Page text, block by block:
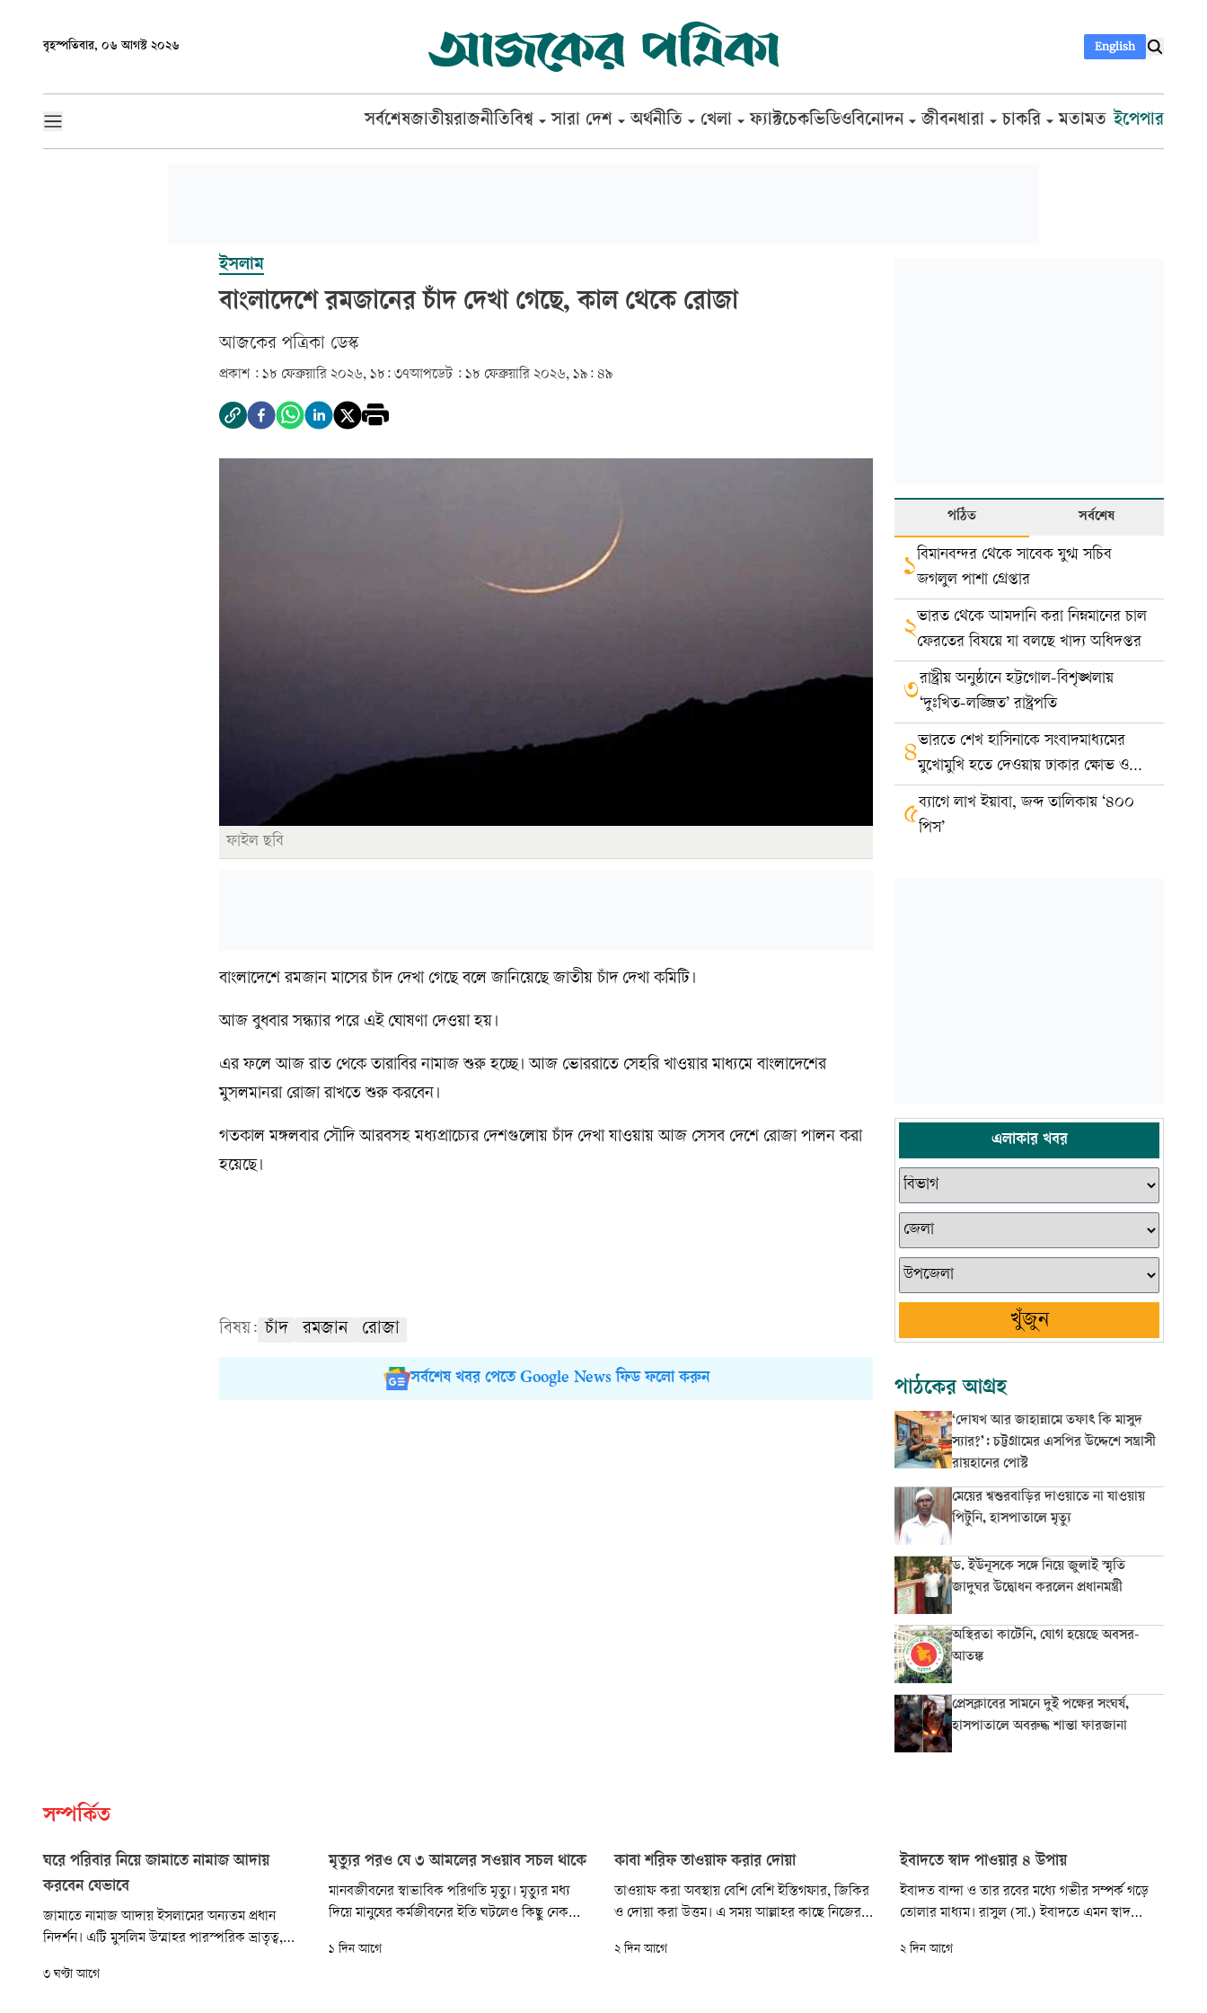
বৃহস্পতিবার, ০৬ আগস্ট ২০২৬ English
সর্বশেষজাতীয়রাজনীতিবিশ্ব সারা দেশ অর্থনীতি খেলা ফ্যাক্টচেকভিডিওবিনোদন জীবনধারা চাকরি মতামত ইপেপার
ইসলাম
বাংলাদেশে রমজানের চাঁদ দেখা গেছে, কাল থেকে রোজা
আজকের পত্রিকা ডেস্ক­
প্রকাশ : ১৮ ফেব্রুয়ারি ২০২৬, ১৮: ৩৭আপডেট : ১৮ ফেব্রুয়ারি ২০২৬, ১৯: ৪৯
ফাইল ছবি
বাংলাদেশে রমজান মাসের চাঁদ দেখা গেছে বলে জানিয়েছে জাতীয় চাঁদ দেখা কমিটি।
আজ বুধবার সন্ধ্যার পরে এই ঘোষণা দেওয়া হয়।
এর ফলে আজ রাত থেকে তারাবির নামাজ শুরু হচ্ছে। আজ ভোররাতে সেহরি খাওয়ার মাধ্যমে বাংলাদেশের
মুসলমানরা রোজা রাখতে শুরু করবেন।
গতকাল মঙ্গলবার সৌদি আরবসহ মধ্যপ্রাচ্যের দেশগুলোয় চাঁদ দেখা যাওয়ায় আজ সেসব দেশে রোজা পালন করা
হয়েছে।
বিষয়: চাঁদ রমজান রোজা
সর্বশেষ খবর পেতে Google News ফিড ফলো করুন
পঠিত সর্বশেষ
১বিমানবন্দর থেকে সাবেক যুগ্ম সচিব
জগলুল পাশা গ্রেপ্তার
২ভারত থেকে আমদানি করা নিম্নমানের চাল
ফেরতের বিষয়ে যা বলছে খাদ্য অধিদপ্তর
৩রাষ্ট্রীয় অনুষ্ঠানে হট্টগোল-বিশৃঙ্খলায়
‘দুঃখিত-লজ্জিত’ রাষ্ট্রপতি
৪ভারতে শেখ হাসিনাকে সংবাদমাধ্যমের
মুখোমুখি হতে দেওয়ায় ঢাকার ক্ষোভ ও
প্রতিবাদ
৫ব্যাগে লাখ ইয়াবা, জব্দ তালিকায় ‘৪০০
পিস’
এলাকার খবর
খুঁজুন
পাঠকের আগ্রহ
‘দোযখ আর জাহান্নামে তফাৎ কি মাসুদ
স্যার?’: চট্টগ্রামের এসপির উদ্দেশে সন্ত্রাসী
রায়হানের পোস্ট
মেয়ের শ্বশুরবাড়ির দাওয়াতে না যাওয়ায়
পিটুনি, হাসপাতালে মৃত্যু
ড. ইউনূসকে সঙ্গে নিয়ে জুলাই স্মৃতি
জাদুঘর উদ্বোধন করলেন প্রধানমন্ত্রী
অস্থিরতা কাটেনি, যোগ হয়েছে অবসর-
আতঙ্ক
প্রেসক্লাবের সামনে দুই পক্ষের সংঘর্ষ,
হাসপাতালে অবরুদ্ধ শান্তা ফারজানা
সম্পর্কিত
ঘরে পরিবার নিয়ে জামাতে নামাজ আদায়
করবেন যেভাবে
জামাতে নামাজ আদায় ইসলামের অন্যতম প্রধান
নিদর্শন। এটি মুসলিম উম্মাহর পারস্পরিক ভ্রাতৃত্ব,
জামাতে উপস্থিত হওয়ার প্রতি বিশেষ গুরুত্ব দিয়েছেন।
৩ ঘণ্টা আগে
মৃত্যুর পরও যে ৩ আমলের সওয়াব সচল থাকে
মানবজীবনের স্বাভাবিক পরিণতি মৃত্যু। মৃত্যুর মধ্য
দিয়ে মানুষের কর্মজীবনের ইতি ঘটলেও কিছু নেক
পৌঁছাতে থাকে। দুনিয়ায় রেখে যাওয়া এমন কিছু
১ দিন আগে
কাবা শরিফ তাওয়াফ করার দোয়া
তাওয়াফ করা অবস্থায় বেশি বেশি ইস্তিগফার, জিকির
ও দোয়া করা উত্তম। এ সময় আল্লাহর কাছে নিজের
করা যায়। প্রয়োজনে কোরআন তিলাওয়াতও করা
২ দিন আগে
ইবাদতে স্বাদ পাওয়ার ৪ উপায়
ইবাদত বান্দা ও তার রবের মধ্যে গভীর সম্পর্ক গড়ে
তোলার মাধ্যম। রাসুল (সা.) ইবাদতে এমন স্বাদ
শীতলতা রাখা হয়েছে।’ (সহিহুল জামে: ৩০৯৮)।
২ দিন আগে